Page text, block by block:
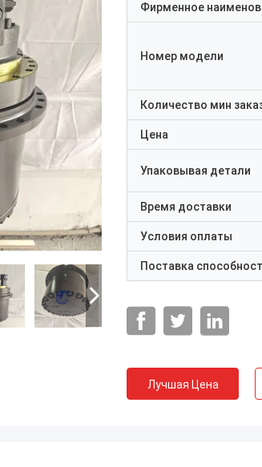
Фирменное
Номер модели
Количество мин
Цена
Упаковывая детали
Время доставки
Условия оплаты
Поставка
Лучшая Цена